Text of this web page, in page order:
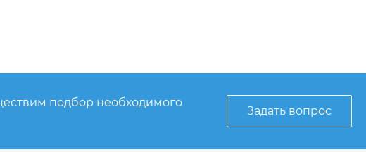
подбор необходимого
Задать вопрос